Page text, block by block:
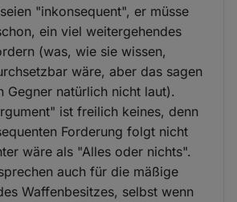
"inkonsequent", er müsse
ein viel weitergehendes
(was, wie sie wissen,
wäre, aber das sagen
Gegner natürlich nicht laut).
ist freilich keines, denn
Forderung folgt nicht
wäre als "Alles oder nichts".
auch für die mäßige
Waffenbesitzes, selbst wenn